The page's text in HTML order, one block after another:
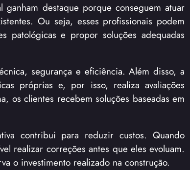
ganham destaque porque conseguem atuar
Ou seja, esses profissionais podem
patológicas e propor soluções adequadas
segurança e eficiência. Além disso, a
próprias e, por isso, realiza avaliações
os clientes recebem soluções baseadas em
contribui para reduzir custos. Quando
realizar correções antes que eles evoluam.
o investimento realizado na construção.